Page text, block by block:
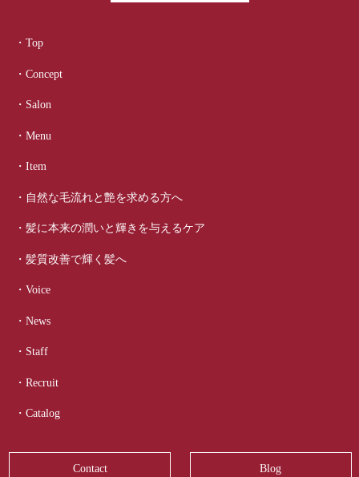
・Top
・Concept
・Salon
・Menu
・Item
・自然な毛流れと艶を求める方へ
・髪に本来の潤いと輝きを与えるケア
・髪質改善で輝く髪へ
・Voice
・News
・Staff
・Recruit
・Catalog
Contact Blog